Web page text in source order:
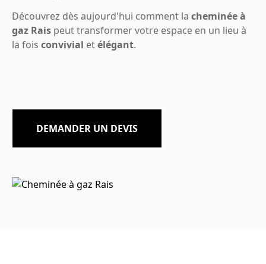
Découvrez dès aujourd'hui comment la cheminée à
gaz Rais peut transformer votre espace en un lieu à
la fois convivial etélégant.
DEMANDER UN DEVIS